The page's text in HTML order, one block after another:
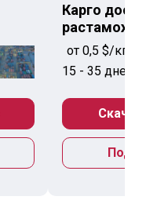
Карго
растаможкой
от 0,5 $/кг.
15 - 35 дней
Скачать